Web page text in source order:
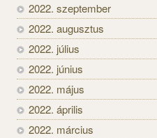
2022. szeptember
2022. augusztus
2022. július
2022. június
2022. május
2022. április
2022. március